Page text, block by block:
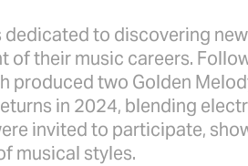
dedicated to discovering
their music careers.
produced two Golden
in 2024, blending
invited to participate,
musical styles.